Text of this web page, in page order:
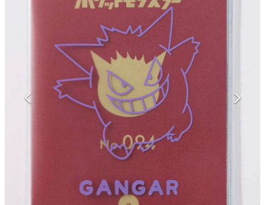
ゲームが変えた日本語
「経験値」「裏技」「ラスボス」… ゲームにまつわる言葉
の起源や用法の変遷を、コンピューター文化史研究家・タ
イニーP氏が徹底調査。
カテゴリ